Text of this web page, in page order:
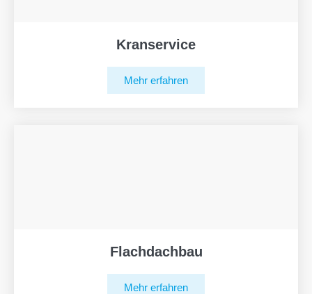
Kranservice
Mehr erfahren
Flachdachbau
Mehr erfahren